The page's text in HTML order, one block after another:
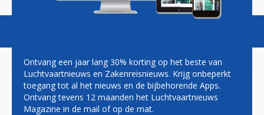
BRANDWEER
Ontvang een jaar lang 30% korting op het beste van
Luchtvaartnieuws en Zakenreisnieuws. Krijg onbeperkt
toegang tot al het nieuws en de bijbehorende Apps.
Ontvang tevens 12 maanden het Luchtvaartnieuws
Magazine in de mail of op de mat.